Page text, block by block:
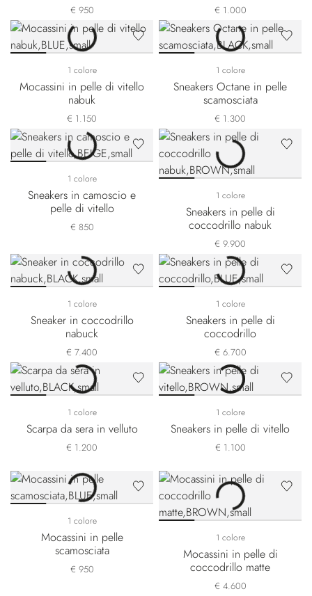
€ 950 € 1.000
1 colore
Mocassini in pelle di vitello
nabuk
€ 1.150
1 colore
Sneakers Octane in pelle
scamosciata
€ 1.300
1 colore
Sneakers in camoscio e
pelle di vitello
€ 850
1 colore
Sneakers in pelle di
coccodrillo nabuk
€ 9.900
1 colore
Sneaker in coccodrillo
nabuck
€ 7.400
1 colore
Sneakers in pelle di
coccodrillo
€ 6.700
1 colore
Scarpa da sera in velluto
€ 1.200
1 colore
Sneakers in pelle di vitello
€ 1.100
1 colore
Mocassini in pelle
scamosciata
€ 950
1 colore
Mocassini in pelle di
coccodrillo matte
€ 4.600